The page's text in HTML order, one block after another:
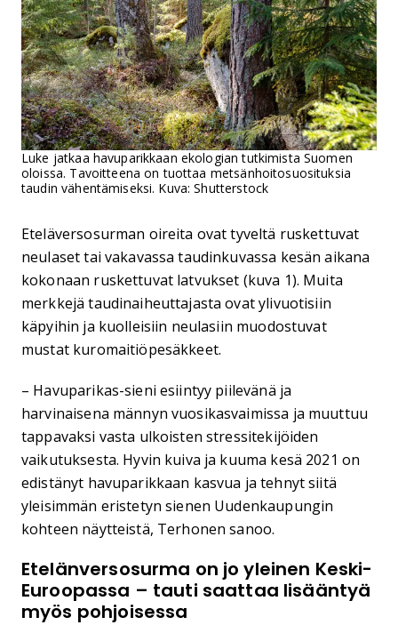
Luke jatkaa havuparikkaan ekologian tutkimista Suomen
oloissa. Tavoitteena on tuottaa metsänhoitosuosituksia
taudin vähentämiseksi. Kuva: Shutterstock
Eteläversosurman oireita ovat tyveltä ruskettuvat
neulaset tai vakavassa taudinkuvassa kesän aikana
kokonaan ruskettuvat latvukset (kuva 1). Muita
merkkejä taudinaiheuttajasta ovat ylivuotisiin
käpyihin ja kuolleisiin neulasiin muodostuvat
mustat kuromaitiöpesäkkeet.
– Havuparikas-sieni esiintyy piilevänä ja
harvinaisena männyn vuosikasvaimissa ja muuttuu
tappavaksi vasta ulkoisten stressitekijöiden
vaikutuksesta. Hyvin kuiva ja kuuma kesä 2021 on
edistänyt havuparikkaan kasvua ja tehnyt siitä
yleisimmän eristetyn sienen Uudenkaupungin
kohteen näytteistä, Terhonen sanoo.
Etelänversosurma on jo yleinen Keski-
Euroopassa – tauti saattaa lisääntyä
myös pohjoisessa